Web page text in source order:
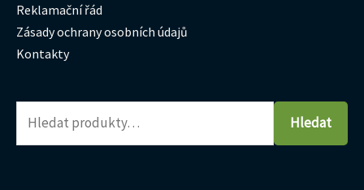
Reklamační řád
Zásady ochrany osobních údajů
Kontakty
Hledat